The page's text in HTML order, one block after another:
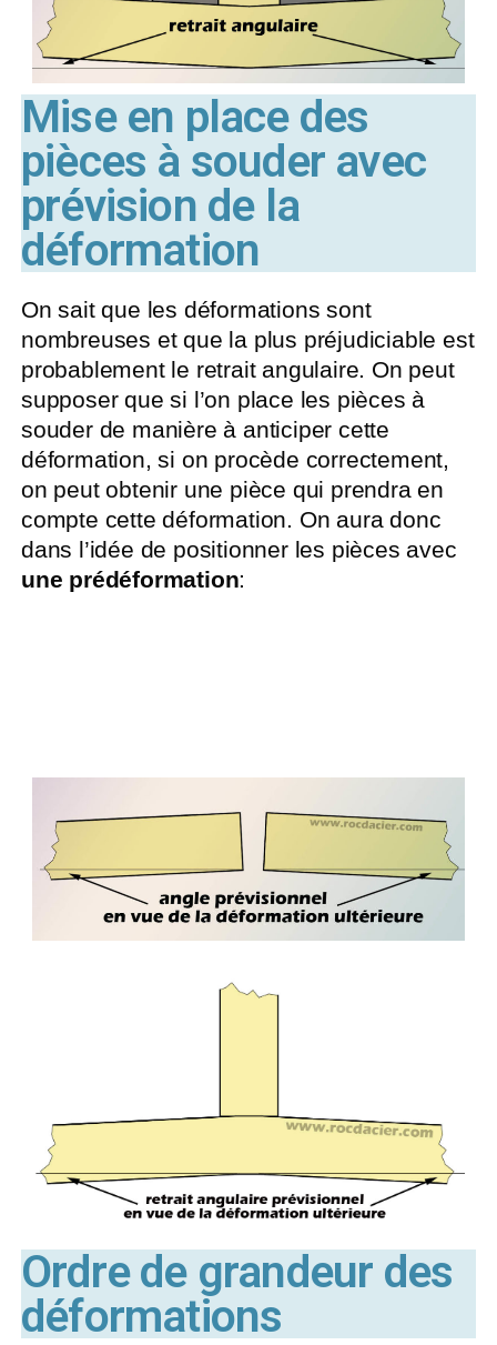
Mise en place des
pièces à souder avec
prévision de la
déformation
On sait que les déformations sont
nombreuses et que la plus préjudiciable est
probablement le retrait angulaire. On peut
supposer que si l’on place les pièces à
souder de manière à anticiper cette
déformation, si on procède correctement,
on peut obtenir une pièce qui prendra en
compte cette déformation. On aura donc
dans l’idée de positionner les pièces avec
une prédéformation:
Ordre de grandeur des
déformations